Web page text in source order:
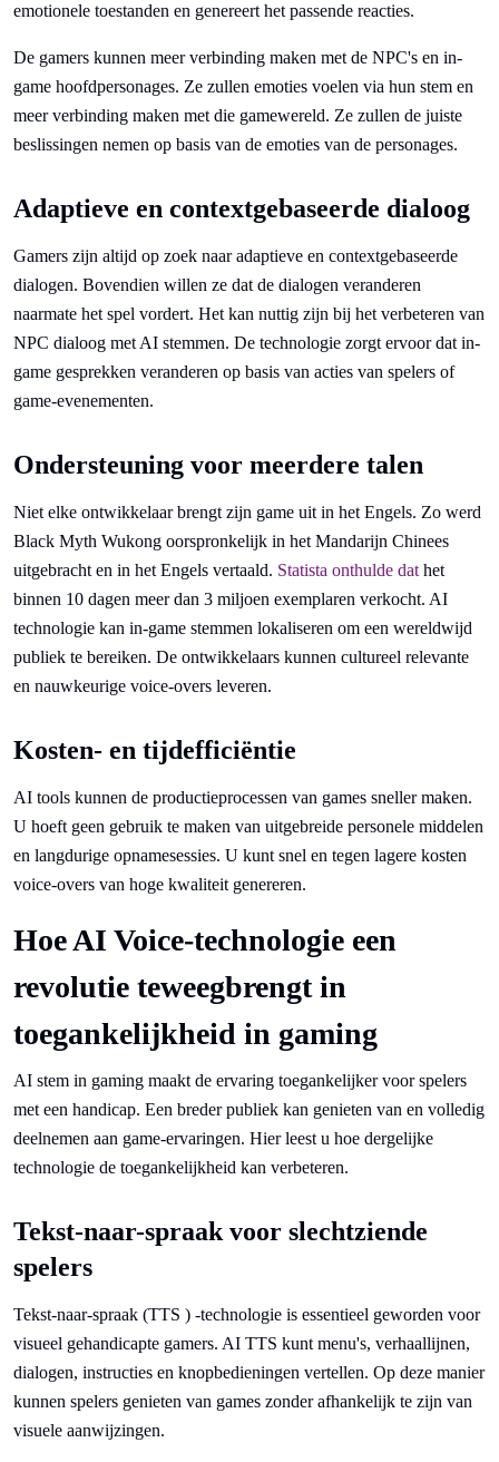
emotionele toestanden en genereert het passende reacties.
De gamers kunnen meer verbinding maken met de NPC's en in-
game hoofdpersonages. Ze zullen emoties voelen via hun stem en
meer verbinding maken met die gamewereld. Ze zullen de juiste
beslissingen nemen op basis van de emoties van de personages.
Adaptieve en contextgebaseerde dialoog
Gamers zijn altijd op zoek naar adaptieve en contextgebaseerde
dialogen. Bovendien willen ze dat de dialogen veranderen
naarmate het spel vordert. Het kan nuttig zijn bij het verbeteren van
NPC dialoog met AI stemmen. De technologie zorgt ervoor dat in-
game gesprekken veranderen op basis van acties van spelers of
game-evenementen.
Ondersteuning voor meerdere talen
Niet elke ontwikkelaar brengt zijn game uit in het Engels. Zo werd
Black Myth Wukong oorspronkelijk in het Mandarijn Chinees
uitgebracht en in het Engels vertaald. Statista onthulde dat het
binnen 10 dagen meer dan 3 miljoen exemplaren verkocht. AI
technologie kan in-game stemmen lokaliseren om een wereldwijd
publiek te bereiken. De ontwikkelaars kunnen cultureel relevante
en nauwkeurige voice-overs leveren.
Kosten- en tijdefficiëntie
AI tools kunnen de productieprocessen van games sneller maken.
U hoeft geen gebruik te maken van uitgebreide personele middelen
en langdurige opnamesessies. U kunt snel en tegen lagere kosten
voice-overs van hoge kwaliteit genereren.
Hoe AI Voice-technologie een
revolutie teweegbrengt in
toegankelijkheid in gaming
AI stem in gaming maakt de ervaring toegankelijker voor spelers
met een handicap. Een breder publiek kan genieten van en volledig
deelnemen aan game-ervaringen. Hier leest u hoe dergelijke
technologie de toegankelijkheid kan verbeteren.
Tekst-naar-spraak voor slechtziende
spelers
Tekst-naar-spraak (TTS ) -technologie is essentieel geworden voor
visueel gehandicapte gamers. AI TTS kunt menu's, verhaallijnen,
dialogen, instructies en knopbedieningen vertellen. Op deze manier
kunnen spelers genieten van games zonder afhankelijk te zijn van
visuele aanwijzingen.